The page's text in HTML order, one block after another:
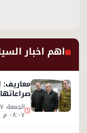
اهم اخبار
من٠٨:٠٧ م